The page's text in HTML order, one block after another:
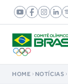
HOME NOTÍCIAS